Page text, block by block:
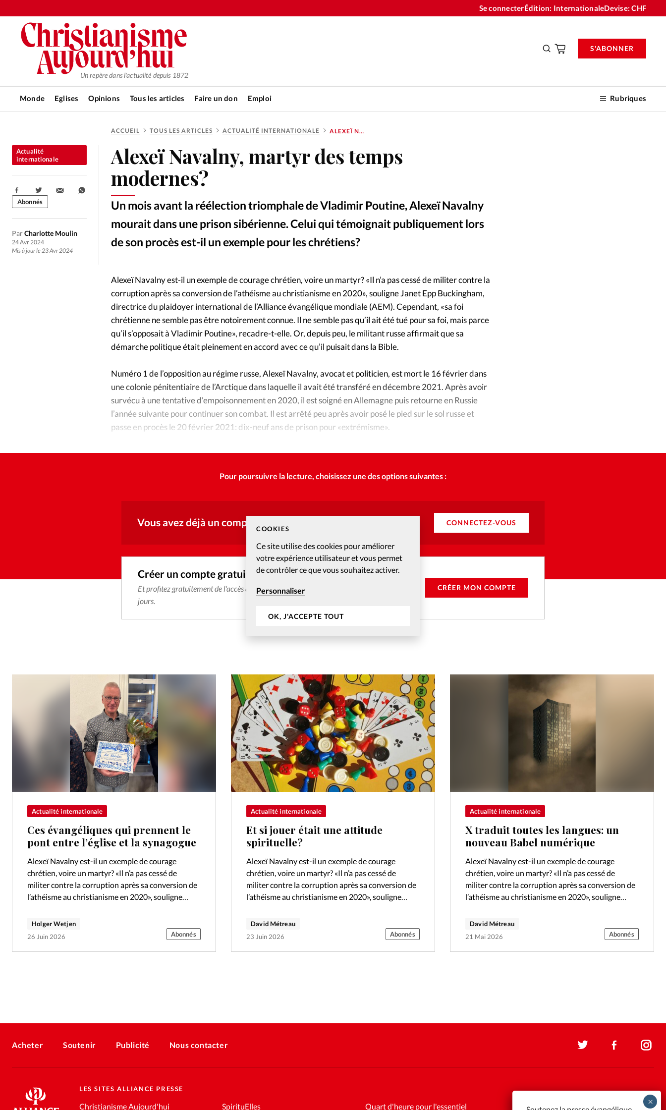
COOKIES
Ce site utilise des cookies pour améliorer
votre expérience utilisateur et vous permet
de contrôler ce que vous souhaitez activer.
Personnaliser
OK, J'ACCEPTE TOUT
Se connecterÉdition: InternationaleDevise:CHF
Un repère dans l'actualité depuis 1872
Monde Eglises Opinions Tous les articles Faire un don Emploi Rubriques
S'ABONNER
RUBRIQUES
Tous les articles
Actualité chrétienne
Actualité internationale
Culture
Dossier Eglises
Foi
Génération réveil
Opinions
Publireportage
Relations Aujourd'hui
Tour du monde des Eglises
Vécu Vie Intérieure
Les abonnements
La boutique
La rédaction
Mon compte
Changemement d'adresse
Emploi
ACCUEIL TOUS LES ARTICLES ACTUALITÉ INTERNATIONALE ALEXEÏ NAVALNY, MARTYR DES TEMPS MODERNES?
Alexeï Navalny, martyr des temps
modernes?
Un mois avant la réélection triomphale de Vladimir Poutine, Alexeï Navalny
mourait dans une prison sibérienne. Celui qui témoignait publiquement lors
de son procès est-il un exemple pour les chrétiens?
Actualité
internationale
ParCharlotte Moulin
24 Avr 2024
Mis à jour le 23 Avr 2024
Partager:
Abonnés
Alexeï Navalny est-il un exemple de courage chrétien, voire un martyr? «Il n’a pas cessé de militer contre la
corruption après sa conversion de l’athéisme au christianisme en 2020», souligne Janet Epp Buckingham,
directrice du plaidoyer international de l’Alliance évangélique mondiale (AEM). Cependant, «sa foi
chrétienne ne semble pas être notoirement connue. Il ne semble pas qu’il ait été tué pour sa foi, mais parce
qu’il s’opposait à Vladimir Poutine», recadre-t-elle. Or, depuis peu, le militant russe affirmait que sa
démarche politique était pleinement en accord avec ce qu’il puisait dans la Bible.
Numéro 1 de l’opposition au régime russe, Alexeï Navalny, avocat et politicien, est mort le 16 février dans
une colonie pénitentiaire de l’Arctique dans laquelle il avait été transféré en décembre 2021. Après avoir
survécu à une tentative d’empoisonnement en 2020, il est soigné en Allemagne puis retourne en Russie
l’année suivante pour continuer son combat. Il est arrêté peu après avoir posé le pied sur le sol russe et
passe en procès le 20 février 2021: dix-neuf ans de prison pour «extrémisme».
Pour poursuivre la lecture, choisissez une des options suivantes :
Vous avez déjà un compte ? CONNECTEZ-VOUS
Créer un compte gratuitement
Et profitez gratuitement de l'accès aux articles web réservés aux abonnés pendant 14
jours.
CRÉER MON COMPTE
Actualité internationale
Ces évangéliques qui prennent le
pont entre l’église et la synagogue
Alexeï Navalny est-il un exemple de courage
chrétien, voire un martyr? «Il n’a pas cessé de
militer contre la corruption après sa conversion de
l’athéisme au christianisme en 2020», souligne
Holger Wetjen
26 Juin 2026
Abonnés
Actualité internationale
Et si jouer était une attitude
spirituelle?
Alexeï Navalny est-il un exemple de courage
chrétien, voire un martyr? «Il n’a pas cessé de
militer contre la corruption après sa conversion de
l’athéisme au christianisme en 2020», souligne
David Métreau
23 Juin 2026
Abonnés
Actualité internationale
X traduit toutes les langues: un
nouveau Babel numérique
Alexeï Navalny est-il un exemple de courage
chrétien, voire un martyr? «Il n’a pas cessé de
militer contre la corruption après sa conversion de
l’athéisme au christianisme en 2020», souligne
David Métreau
21 Mai 2026
Abonnés
Acheter Soutenir Publicité Nous contacter
LES SITES ALLIANCE PRESSE
Christianisme Aujourd'hui SpirituElles Quart d'heure pour l'essentiel